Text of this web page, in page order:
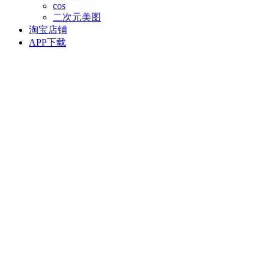
cos
二次元美图
淘宝店铺
APP下载